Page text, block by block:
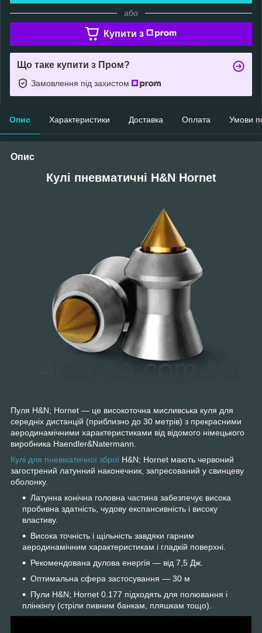
або
Купити з
Що таке купити з Пром?
Замовлення під захистом
Опис Характеристики Доставка Оплата Умови
Опис
Кулі пневматичні H&N Hornet
Пуля H&N; Hornet — це високоточна мисливська куля для
середніх дистанцій (приблизно до 30 метрів) з прекрасними
аеродинамічними характеристиками від відомого німецького
виробника Haendler&Natermann.
Кулі для пневматичної зброї H&N; Hornet мають червоний
загострений латунний наконечник, запресований у свинцеву
оболонку.
Латунна конічна головна частина забезпечує висока
пробивна здатність, чудову експансивність і високу
властиву.
Висока точність і щільність завдяки гарним
аеродинамічним характеристикам і гладкій поверхні.
Рекомендована дулова енергія — від 7,5 Дж.
Оптимальна сфера застосування — 30 м
Пули H&N; Hornet 0.177 підходять для полювання і
плінкінгу (стріли пивним банкам, пляшкам тощо).